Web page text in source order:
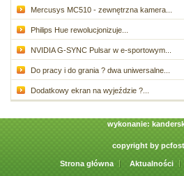
Mercusys MC510 - zewnętrzna kamera...
Philips Hue rewolucjonizuje...
NVIDIA G-SYNC Pulsar w e-sportowym...
Do pracy i do grania ? dwa uniwersalne...
Dodatkowy ekran na wyjeździe ?...
wykonanie:
copyright by
Strona główna Aktualności